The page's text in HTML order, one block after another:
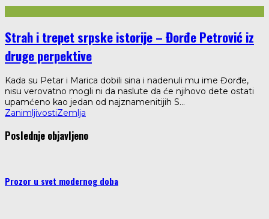
Strah i trepet srpske istorije – Đorđe Petrović iz
druge perpektive
Kada su Petar i Marica dobili sina i nadenuli mu ime Đorđe,
nisu verovatno mogli ni da naslute da će njihovo dete ostati
upamćeno kao jedan od najznamenitijih S...
ZanimljivostiZemlja
Poslednje objavljeno
Prozor u svet modernog doba